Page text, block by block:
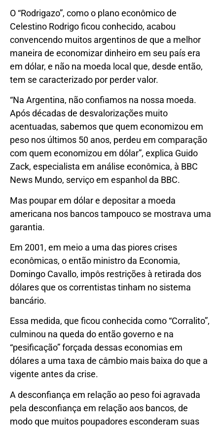
O “Rodrigazo”, como o plano econômico de
Celestino Rodrigo ficou conhecido, acabou
convencendo muitos argentinos de que a melhor
maneira de economizar dinheiro em seu país era
em dólar, e não na moeda local que, desde então,
tem se caracterizado por perder valor.
“Na Argentina, não confiamos na nossa moeda.
Após décadas de desvalorizações muito
acentuadas, sabemos que quem economizou em
peso nos últimos 50 anos, perdeu em comparação
com quem economizou em dólar”, explica Guido
Zack, especialista em análise econômica, à BBC
News Mundo, serviço em espanhol da BBC.
Mas poupar em dólar e depositar a moeda
americana nos bancos tampouco se mostrava uma
garantia.
Em 2001, em meio a uma das piores crises
econômicas, o então ministro da Economia,
Domingo Cavallo, impôs restrições à retirada dos
dólares que os correntistas tinham no sistema
bancário.
Essa medida, que ficou conhecida como “Corralito”,
culminou na queda do então governo e na
“pesificação” forçada dessas economias em
dólares a uma taxa de câmbio mais baixa do que a
vigente antes da crise.
A desconfiança em relação ao peso foi agravada
pela desconfiança em relação aos bancos, de
modo que muitos poupadores esconderam suas